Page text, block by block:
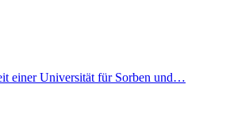
einer Universität für Sorben und…